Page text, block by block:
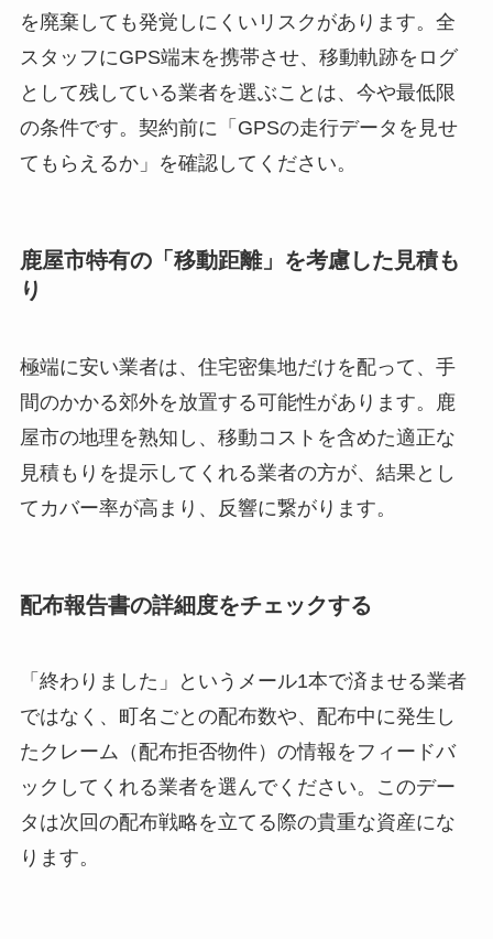
を廃棄しても発覚しにくいリスクがあります。全
スタッフにGPS端末を携帯させ、移動軌跡をログ
として残している業者を選ぶことは、今や最低限
の条件です。契約前に「GPSの走行データを見せ
てもらえるか」を確認してください。
鹿屋市特有の「移動距離」を考慮した見積も
り
極端に安い業者は、住宅密集地だけを配って、手
間のかかる郊外を放置する可能性があります。鹿
屋市の地理を熟知し、移動コストを含めた適正な
見積もりを提示してくれる業者の方が、結果とし
てカバー率が高まり、反響に繋がります。
配布報告書の詳細度をチェックする
「終わりました」というメール1本で済ませる業者
ではなく、町名ごとの配布数や、配布中に発生し
たクレーム（配布拒否物件）の情報をフィードバ
ックしてくれる業者を選んでください。このデー
タは次回の配布戦略を立てる際の貴重な資産にな
ります。